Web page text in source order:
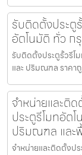
รับติดตั้งประตู
อัตโนมัติ ทั่ว ก
รับติดตั้งประตูรั้วรีโ
และ ปริมณฑล ราคา
จำหน่ายและติ
ประตูรีโมทอัต
ปริมณฑล และ
จำหน่ายและติดตั้งป